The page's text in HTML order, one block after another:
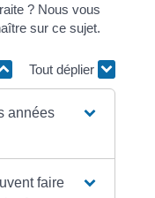
? Nous vous
sur ce sujet.
Tout déplier
années
faire